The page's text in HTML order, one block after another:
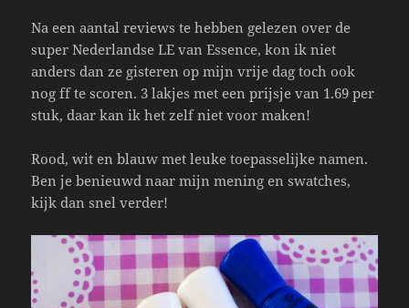
Na een aantal reviews te hebben gelezen over de
super Nederlandse LE van Essence, kon ik niet
anders dan ze gisteren op mijn vrije dag toch ook
nog ff te scoren. 3 lakjes met een prijsje van 1.69 per
stuk, daar kan ik het zelf niet voor maken!
Rood, wit en blauw met leuke toepasselijke namen.
Ben je benieuwd naar mijn mening en swatches,
kijk dan snel verder!